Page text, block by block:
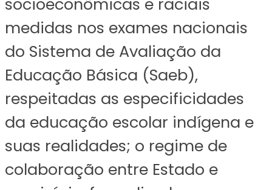
medidas nos exames nacionais
do Sistema de Avaliação da
Educação Básica (Saeb),
respeitadas as especificidades
da educação escolar indígena e
suas realidades; o regime de
colaboração entre Estado e